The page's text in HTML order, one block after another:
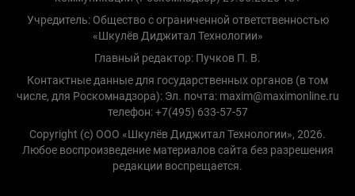
Учредитель: Общество с ограниченной ответственностью
«Шкулёв Диджитал Технологии»
Главный редактор: Пучков П. В.
Контактные данные для государственных органов (в том
числе, для Роскомнадзора): Эл. почта: maxim@maximonline.ru
телефон: +7(495) 633-57-57
Copyright (с) ООО «Шкулёв Диджитал Технологии», 2026.
Любое воспроизведение материалов сайта без разрешения
редакции воспрещается.